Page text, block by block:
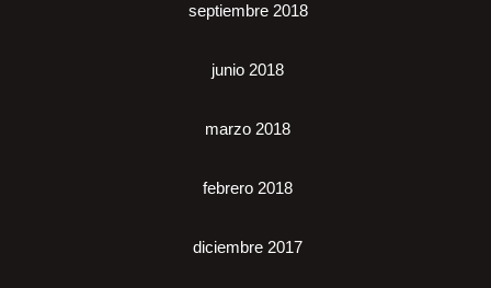
septiembre 2018
junio 2018
marzo 2018
febrero 2018
diciembre 2017